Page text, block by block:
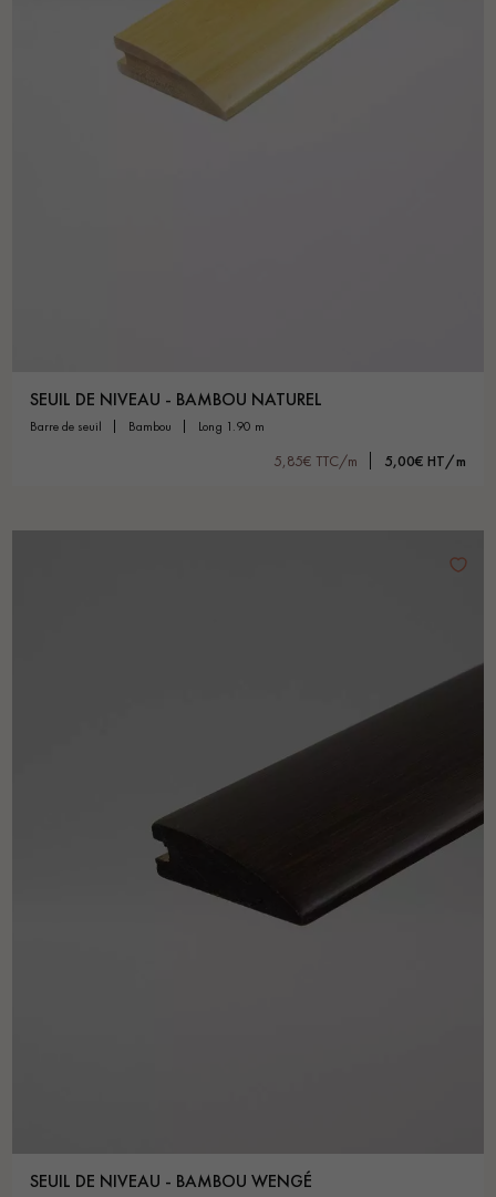
SEUIL DE NIVEAU - BAMBOU NATUREL
barre de seuil bambou long 1.90 m
5,85€ TTC/m 5,00€ HT/m
SEUIL DE NIVEAU - BAMBOU WENGÉ